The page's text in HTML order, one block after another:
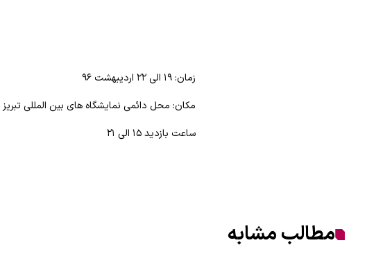
زمان: ۱۹ الی ۲۲ اردیبهشت ۹۶
مکان: محل دائمی نمایشگاه های بین المللی
ساعت بازدید ۱۵ الی ۲۱
مطالب مشابه